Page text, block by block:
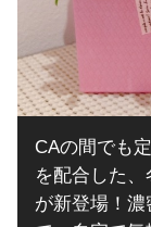
CAの間でも
を配合した
が新登場！